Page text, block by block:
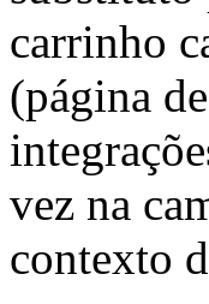
carrinho
(página
vez na
contexto